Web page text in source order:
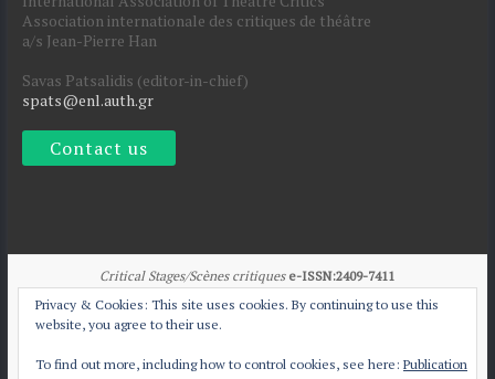
Association internationale des critiques de théâtre
a/s Jean-Pierre Han
Savas Patsalidis (editor-in-chief)
spats@enl.auth.gr
Contact us
Critical Stages/Scènes critiques e-ISSN:2409-7411
All articles published by CS/Scare licensed under
Privacy & Cookies: This site uses cookies. By continuing to use this
website, you agree to their use.
To find out more, including how to control cookies, see here: Publication